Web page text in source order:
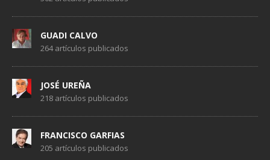
GUADI CALVO
264 artículos publicados
JOSÉ UREÑA
218 artículos publicados
FRANCISCO GARFIAS
205 artículos publicados